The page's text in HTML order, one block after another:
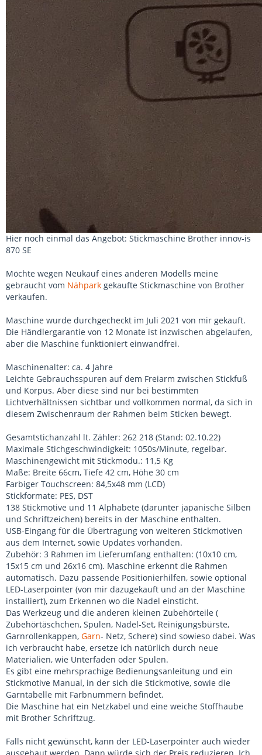
Hier noch einmal das Angebot: Stickmaschine Brother innov-is
870 SE
Möchte wegen Neukauf eines anderen Modells meine
gebraucht vom Nähpark gekaufte Stickmaschine von Brother
verkaufen.
Maschine wurde durchgecheckt im Juli 2021 von mir gekauft.
Die Händlergarantie von 12 Monate ist inzwischen abgelaufen,
aber die Maschine funktioniert einwandfrei.
Maschinenalter: ca. 4 Jahre
Leichte Gebrauchsspuren auf dem Freiarm zwischen Stickfuß
und Korpus. Aber diese sind nur bei bestimmten
Lichtverhältnissen sichtbar und vollkommen normal, da sich in
diesem Zwischenraum der Rahmen beim Sticken bewegt.
Gesamtstichanzahl lt. Zähler: 262 218 (Stand: 02.10.22)
Maximale Stichgeschwindigkeit: 1050s/Minute, regelbar.
Maschinengewicht mit Stickmodu.: 11,5 Kg
Maße: Breite 66cm, Tiefe 42 cm, Höhe 30 cm
Farbiger Touchscreen: 84,5x48 mm (LCD)
Stickformate: PES, DST
138 Stickmotive und 11 Alphabete (darunter japanische Silben
und Schriftzeichen) bereits in der Maschine enthalten.
USB-Eingang für die Übertragung von weiteren Stickmotiven
aus dem Internet, sowie Updates vorhanden.
Zubehör: 3 Rahmen im Lieferumfang enthalten: (10x10 cm,
15x15 cm und 26x16 cm). Maschine erkennt die Rahmen
automatisch. Dazu passende Positionierhilfen, sowie optional
LED-Laserpointer (von mir dazugekauft und an der Maschine
installiert), zum Erkennen wo die Nadel einsticht.
Das Werkzeug und die anderen kleinen Zubehörteile (
Zubehörtäschchen, Spulen, Nadel-Set, Reinigungsbürste,
Garnrollenkappen, Garn- Netz, Schere) sind sowieso dabei. Was
ich verbraucht habe, ersetze ich natürlich durch neue
Materialien, wie Unterfaden oder Spulen.
Es gibt eine mehrsprachige Bedienungsanleitung und ein
Stickmotive Manual, in der sich die Stickmotive, sowie die
Garntabelle mit Farbnummern befindet.
Die Maschine hat ein Netzkabel und eine weiche Stoffhaube
mit Brother Schriftzug.
Falls nicht gewünscht, kann der LED-Laserpointer auch wieder